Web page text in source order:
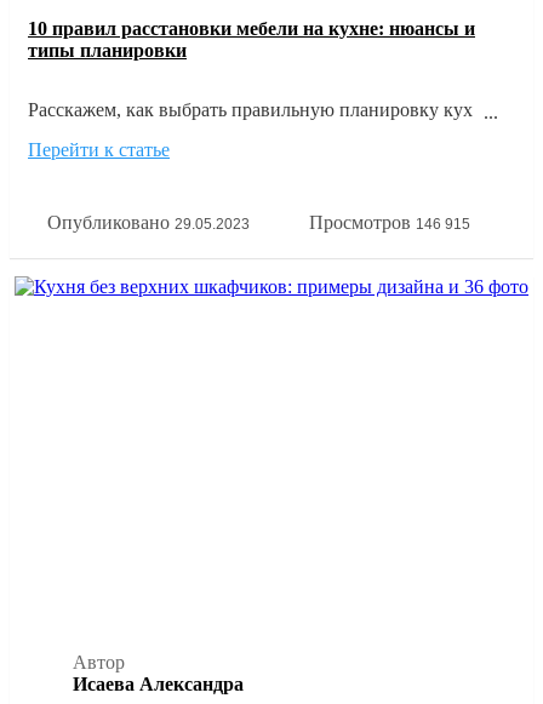
10 правил расстановки мебели на кухне: нюансы и
типы планировки
Расскажем, как выбрать правильную планировку кухни
исходя из размеров и формы помещения, а также главных
всё это на наглядных фото примерах расстановки мебели
Перейти к статье
Опубликовано 29.05.2023 Просмотров 146 915
Автор
Исаева Александра